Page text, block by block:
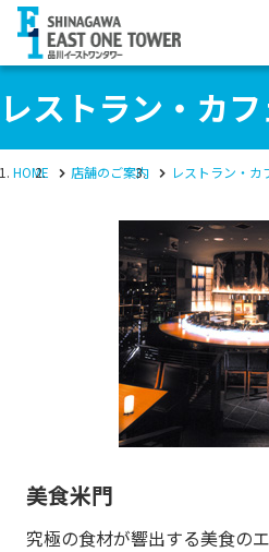
レストラン・カフ
HOME 店舗のご案内 レストラン・カ
美食米門
究極の食材が響出する美食の